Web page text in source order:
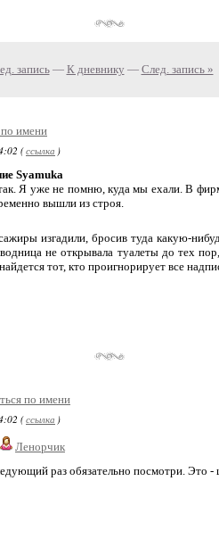
запись— К дневнику — След. запись »
по имени
(ссылка )
Syamuka
Я уже не помню, куда мы ехали. В
вышли из строя.
изгадили, бросив туда какую-
не открывала туалеты до тех
тот, кто проигнорирует все
по имени
(ссылка )
Ленорчик
раз обязательно посмотри. Это -